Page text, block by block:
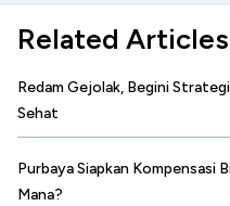
Related Articles
Redam Gejolak, Begini
Sehat
Purbaya Siapkan Kompensasi
Mana?